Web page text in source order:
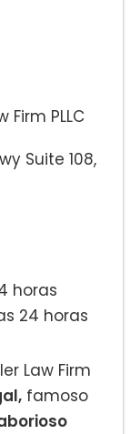
Firm PLLC
Suite 108,
horas
24 horas
Law Firm
famoso